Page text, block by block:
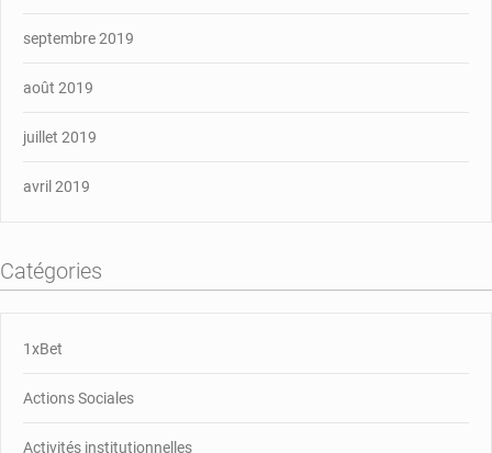
septembre 2019
août 2019
juillet 2019
avril 2019
Catégories
1xBet
Actions Sociales
Activités institutionnelles